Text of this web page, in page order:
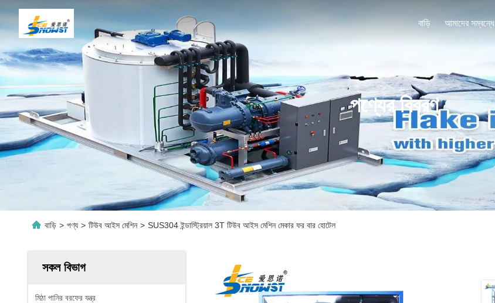
বাড়ি আমাদের সম্বন্ধে
পণ্যের বিবরণ
বাড়ি > পণ্য > টিউব আইস মেশিন > SUS304 ইন্ডাস্ট্রিয়াল 3T টিউব আইস মেশিন মেকার ফর বার হোটেল
সকল বিভাগ
মিঠা পানির বরফের যন্ত্র